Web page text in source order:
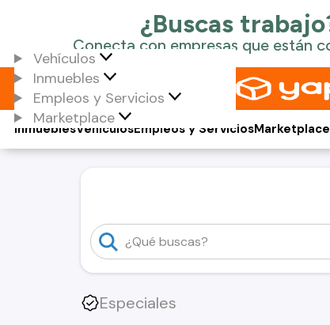
Vehículos
Inmuebles
Empleos y Servicios
Marketplace
Vehículos
Inmuebles Empleos y ServiciosMarketplace
Especiales